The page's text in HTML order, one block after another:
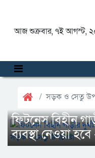
আজ শুক্রবার, ৭ই আগস্ট,
সড়ক ও সেতু
ফিটনেস বিহীন
ব্যবস্থা নেওয়া